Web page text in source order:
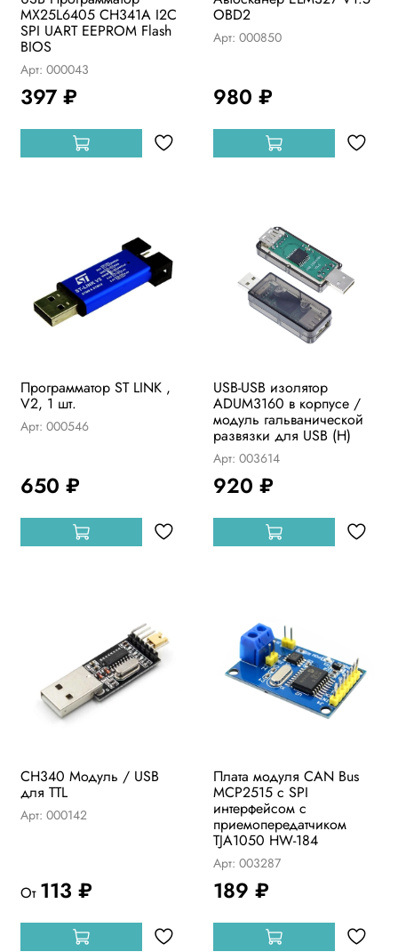
MX25L6405 CH341A I2C
SPI UART EEPROM Flash
BIOS
Арт: 000043
397 ₽
OBD2
Арт: 000850
980 ₽
Программатор ST LINK ,
V2, 1 шт.
Арт: 000546
650 ₽
USB-USB изолятор
ADUM3160 в корпусе /
модуль гальванической
развязки для USB (Н)
Арт: 003614
920 ₽
CH340 Модуль / USB
для TTL
Арт: 000142
От 113 ₽
Плата модуля CAN Bus
MCP2515 с SPI
интерфейсом с
приемопередатчиком
TJA1050 HW-184
Арт: 003287
189 ₽